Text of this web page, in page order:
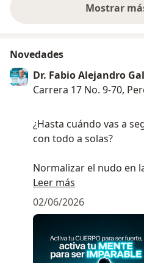
Mostrar
Novedades
Dr. Fabio Alejandro
Carrera 17 No. 9-70,
¿Hasta cuándo vas a
con todo a solas?
Normalizar el nudo en
ansiedad, el insomnio o
arrastra cada mañana
Ese dolor emocional
tu energía y te roba el
Leer más
02/06/2026